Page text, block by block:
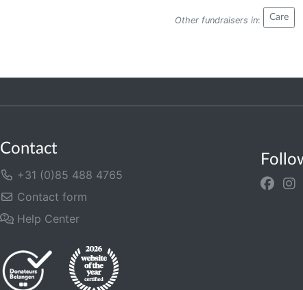
Other fundraisers in: Care
Contact
+31 (0)85 488 4765
Contact form
Help Center